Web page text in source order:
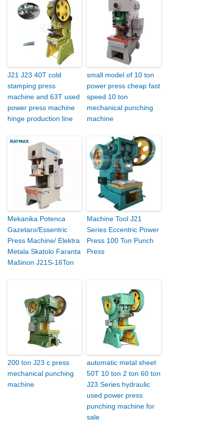
J21 J23 40T cold
stamping press
machine and 63T used
power press machine
hinge production line
small model of 10 ton
power press cheap fast
speed 10 ton
mechanical punching
machine
Mekanika Potenca
Gazetaro/Essentric
Press Machine/ Elektra
Metala Skatolo Faranta
Maŝinon J21S-16Ton
Machine Tool J21
Series Eccentric Power
Press 100 Ton Punch
Press
200 ton J23 c press
mechanical punching
machine
automatic metal sheet
50T 10 ton 2 ton 60 ton
J23 Series hydraulic
used power press
punching machine for
sale